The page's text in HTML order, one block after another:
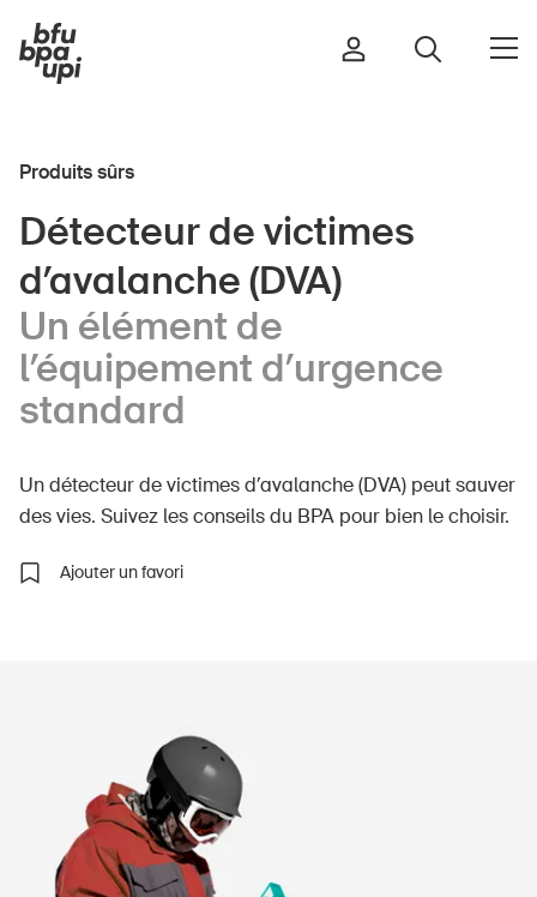
Sport et activité physique
Maison et jardin
Bâtiments et installations
Enfants
École
Entreprises
Campagnes
Postes vacants
Produits sûrs
Détecteur de victimes
d’avalanche (DVA)
Un élément de
l’équipement d’urgence
standard
Un détecteur de victimes d’avalanche (DVA) peut sauver
des vies. Suivez les conseils du BPA pour bien le choisir.
Ajouter un favori